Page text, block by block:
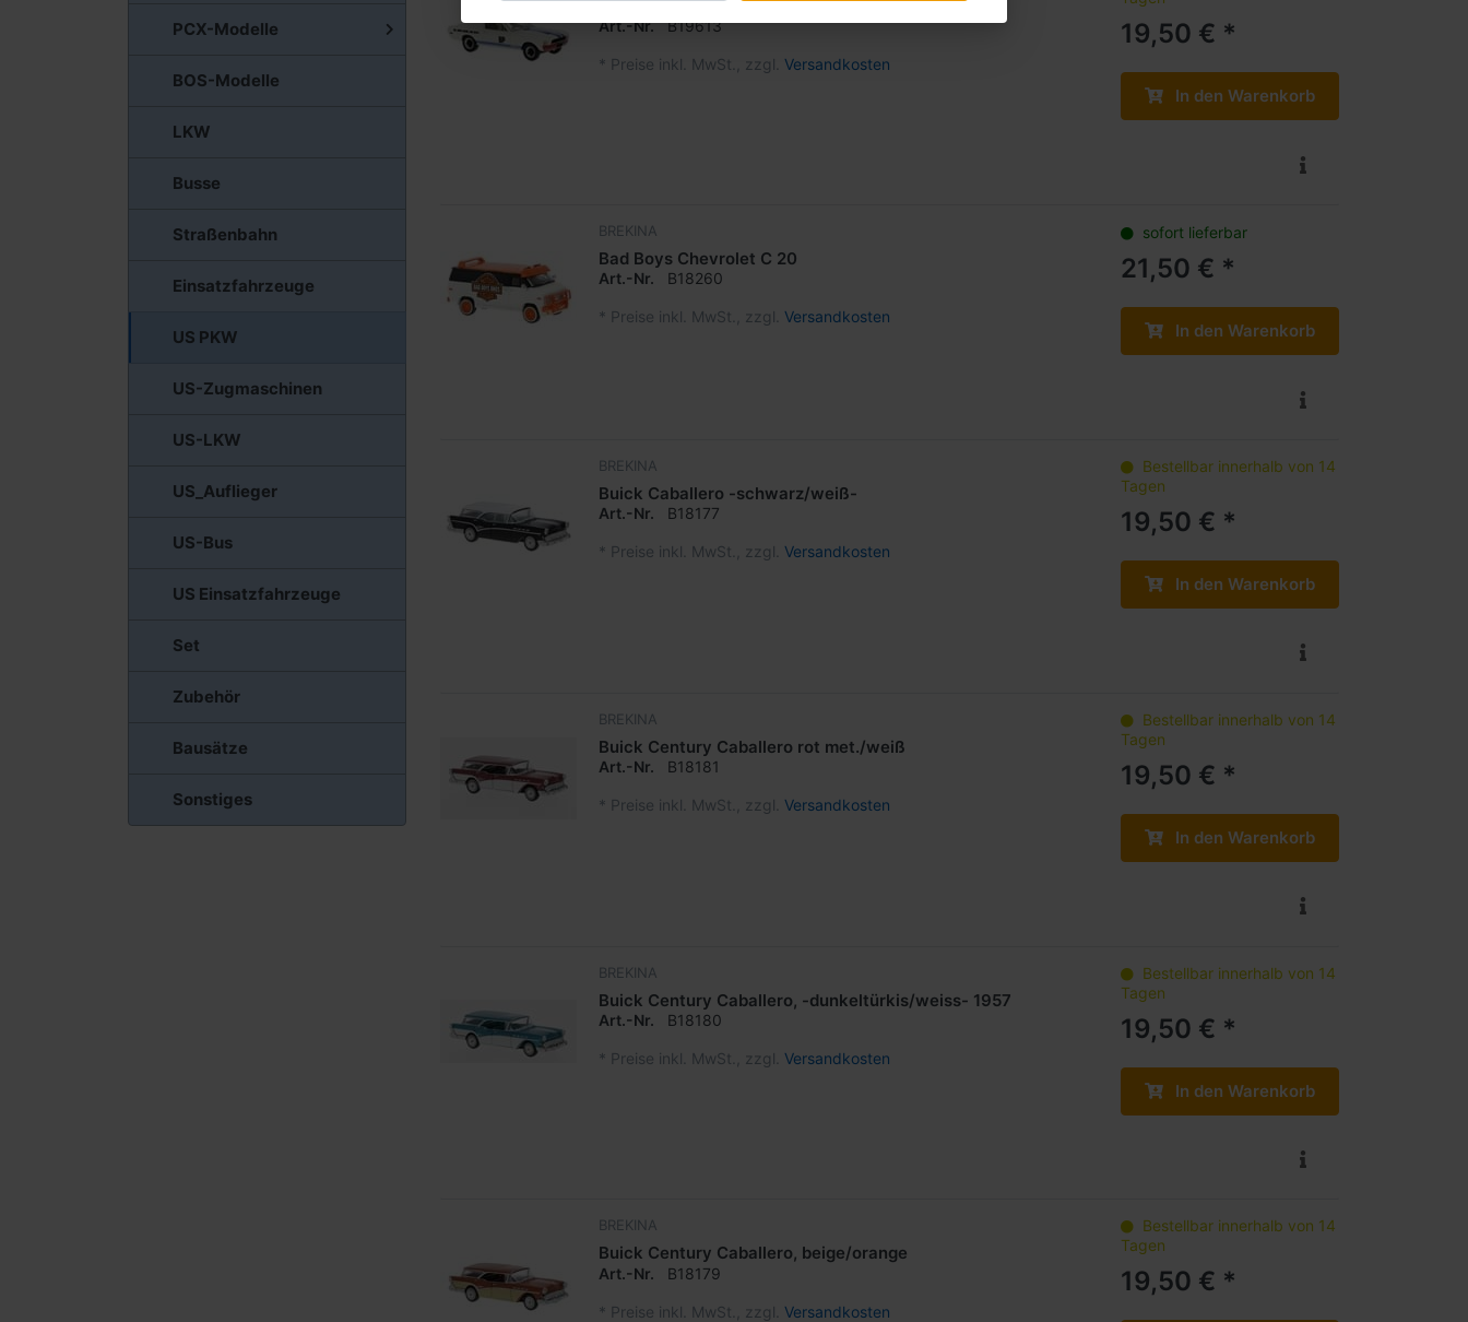
PCX-Modelle
BOS-Modelle
LKW
Busse
Straßenbahn
Einsatzfahrzeuge
US PKW
US-Zugmaschinen
US-LKW
US_Auflieger
US-Bus
US Einsatzfahrzeuge
Set
Zubehör
Bausätze
Sonstiges
BP von Mel Burns Ford Mustang
Art.-Nr. B19613
* Preise inkl. MwSt., zzgl. Versandkosten
19,50 € *
In den Warenkorb
BREKINA
Bad Boys Chevrolet C 20
Art.-Nr. B18260
* Preise inkl. MwSt., zzgl. Versandkosten
sofort lieferbar
21,50 € *
In den Warenkorb
BREKINA
Buick Caballero -schwarz/weiß-
Art.-Nr. B18177
* Preise inkl. MwSt., zzgl. Versandkosten
Bestellbar innerhalb von 14
Tagen
19,50 € *
In den Warenkorb
BREKINA
Buick Century Caballero rot met./weiß
Art.-Nr. B18181
* Preise inkl. MwSt., zzgl. Versandkosten
Bestellbar innerhalb von 14
Tagen
19,50 € *
In den Warenkorb
BREKINA
Buick Century Caballero, -dunkeltürkis/weiss- 1957
Art.-Nr. B18180
* Preise inkl. MwSt., zzgl. Versandkosten
Bestellbar innerhalb von 14
Tagen
19,50 € *
In den Warenkorb
BREKINA
Buick Century Caballero, beige/orange
Art.-Nr. B18179
* Preise inkl. MwSt., zzgl. Versandkosten
Bestellbar innerhalb von 14
Tagen
19,50 € *